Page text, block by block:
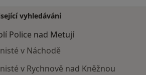
vyhledávání
Police nad Metují
v Náchodě
v Rychnově nad Kněžnou